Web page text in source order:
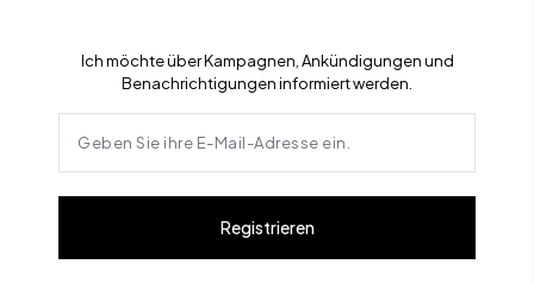
Ich möchte über Kampagnen, Ankündigungen und
Benachrichtigungen informiert werden.
Registrieren